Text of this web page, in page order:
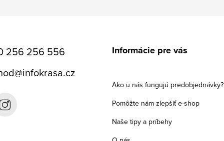
256 256 556
@infokrasa.cz
Informácie pre vás
Ako u nás fungujú predobjednávky?
Pomôžte nám zlepšiť e-shop
Naše tipy a príbehy